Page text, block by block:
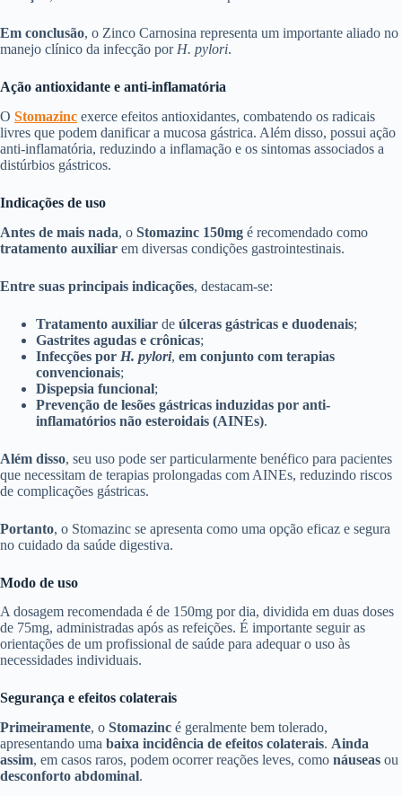
Em conclusão, o Zinco Carnosina representa um importante aliado no
manejo clínico da infecção por H. pylori.
Ação antioxidante e anti-inflamatória
O Stomazinc exerce efeitos antioxidantes, combatendo os radicais
livres que podem danificar a mucosa gástrica. Além disso, possui ação
anti-inflamatória, reduzindo a inflamação e os sintomas associados a
distúrbios gástricos.
Indicações de uso
Antes de mais nada, o Stomazinc 150mg é recomendado como
tratamento auxiliar em diversas condições gastrointestinais.
Entre suas principais indicações, destacam-se:
Tratamento auxiliar de úlceras gástricas e duodenais;
Gastrites agudas e crônicas;
Infecções por H. pylori, em conjunto com terapias
convencionais;
Dispepsia funcional;
Prevenção de lesões gástricas induzidas por anti-
inflamatórios não esteroidais (AINEs).
Além disso, seu uso pode ser particularmente benéfico para pacientes
que necessitam de terapias prolongadas com AINEs, reduzindo riscos
de complicações gástricas.
Portanto, o Stomazinc se apresenta como uma opção eficaz e segura
no cuidado da saúde digestiva.
Modo de uso
A dosagem recomendada é de 150mg por dia, dividida em duas doses
de 75mg, administradas após as refeições. É importante seguir as
orientações de um profissional de saúde para adequar o uso às
necessidades individuais.
Segurança e efeitos colaterais
Primeiramente, o Stomazinc é geralmente bem tolerado,
apresentando uma baixa incidência de efeitos colaterais. Ainda
assim, em casos raros, podem ocorrer reações leves, como náuseas ou
desconforto abdominal.